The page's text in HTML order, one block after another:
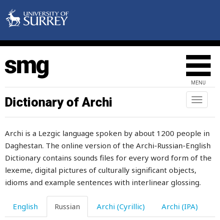
MENU
Toggle
Dictionary of Archi
Archi is a Lezgic language spoken by about 1200 people in
Daghestan. The online version of the Archi-Russian-English
Dictionary contains sounds files for every word form of the
lexeme, digital pictures of culturally significant objects,
idioms and example sentences with interlinear glossing.
English Russian Archi (Cyrillic) Archi (IPA)
костный
косуля
косьба
косяк
котел
который
который-нибудь